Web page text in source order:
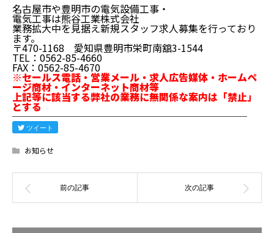
名古屋市や豊明市の電気設備工事・
電気工事は熊谷工業株式会社
業務拡大中を見据え新規スタッフ求人募集を行っており
ます。
〒470-1168 愛知県豊明市栄町南舘3-1544
TEL：0562-85-4660
FAX：0562-85-4670
※セールス電話・営業メール・求人広告媒体・ホームペ
ージ商材・インターネット商材等
上記等に該当する弊社の業務に無関係な案内は「禁止」
とする
────────────────────────
ツイート
お知らせ